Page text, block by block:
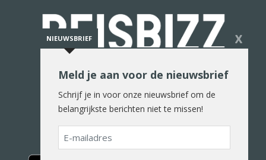
De reiswereld in woord en beeld
NIEUWSBRIEF X
Meld je aan voor de nieuwsbrief
Schrijf je in voor onze nieuwsbrief om de
belangrijkste berichten niet te missen!
E-
mailadres